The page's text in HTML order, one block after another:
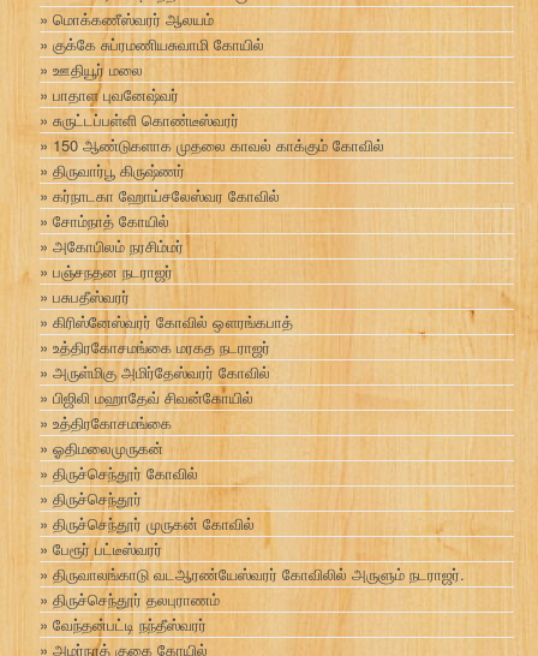
மொக்கணீஸ்வரர் ஆலயம்
குக்கே சுப்ரமணியசுவாமி கோயில்
ஊதியூர் மலை
பாதாள புவனேஷ்வர்
சுருட்டப்பள்ளி கொண்டீஸ்வரர்
150 ஆண்டுகளாக முதலை காவல் காக்கும் கோவில்
திருவார்பூ கிருஷ்ணர்
கர்நாடகா ஹோய்சலேஸ்வர கோவில்
சோம்நாத் கோயில்
அகோபிலம் நரசிம்மர்
பஞ்சநதன நடராஜர்
பசுபதீஸ்வரர்
கிரிஸ்னேஸ்வரர் கோவில் ஔரங்கபாத்
உத்திரகோசமங்கை மரகத நடராஜர்
அருள்மிகு அமிர்தேஸ்வரர் கோவில்
பிஜிலி மஹாதேவ் சிவன்கோயில்
உத்திரகோசமங்கை
ஓதிமலைமுருகன்
திருச்செந்தூர் கோவில்
திருச்செந்தூர்
திருச்செந்தூர் முருகன் கோவில்
பேரூர் பட்டீஸ்வரர்
திருவாலங்காடு வடஆரண்யேஸ்வரர் கோவிலில் அருளும் நடராஜர்.
திருச்செந்தூர் தலபுராணம்
வேந்தன்பட்டி நந்தீஸ்வரர்
அமர்நாத் குகை கோயில்